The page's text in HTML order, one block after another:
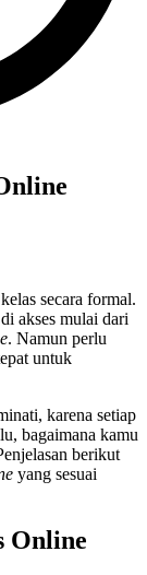
secara formal.
akses mulai dari
. Namun perlu
untuk
karena setiap
bagaimana kamu
berikut
yang sesuai
Online